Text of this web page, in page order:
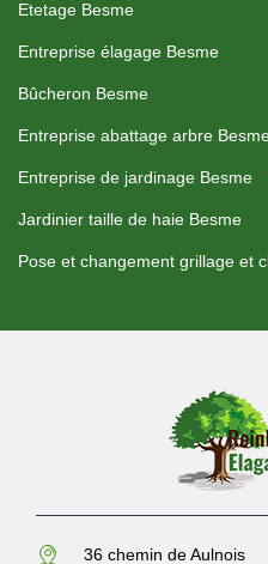
Etetage Besme
Entreprise élagage Besme
Bûcheron Besme
Entreprise abattage arbre
Entreprise de jardinage Besme
Jardinier taille de haie Besme
Pose et changement grillage et
36 chemin de Aulnois